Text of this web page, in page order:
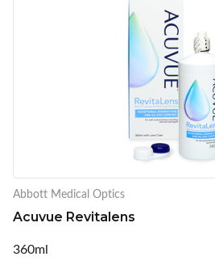
Abbott Medical Optics
Acuvue Revitalens
360ml